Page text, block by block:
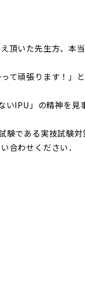
頂いた先生方、本
て頑張ります！」
IPU」の精神を見
験である実技試験
合わせください．